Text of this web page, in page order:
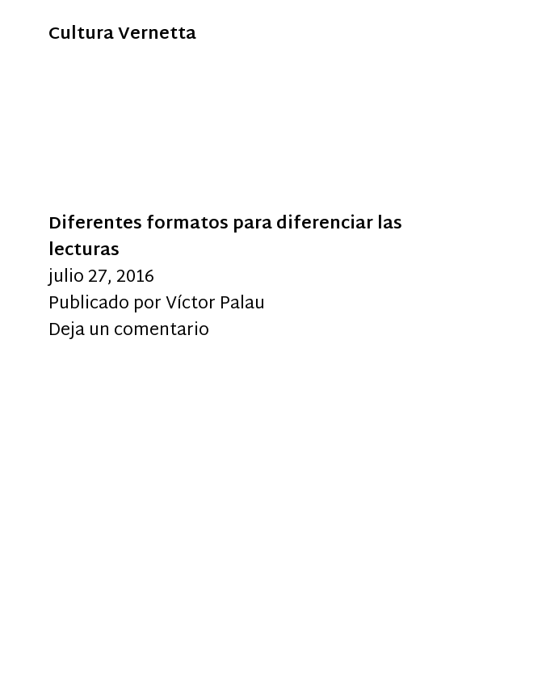
Cultura Vernetta
Diferentes formatos para diferenciar las
lecturas
julio 27, 2016
Publicado porVíctor Palau
Deja un comentario